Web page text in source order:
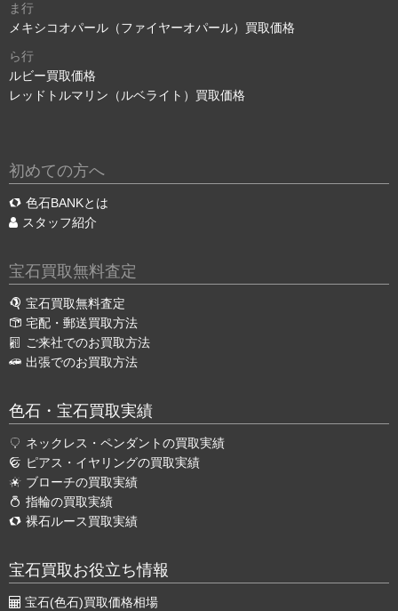
ま行
メキシコオパール（ファイヤーオパール）買取価格
ら行
ルビー買取価格
レッドトルマリン（ルベライト）買取価格
初めての方へ
色石BANKとは
スタッフ紹介
宝石買取無料査定
宝石買取無料査定
宅配・郵送買取方法
ご来社でのお買取方法
出張でのお買取方法
色石・宝石買取実績
ネックレス・ペンダントの買取実績
ピアス・イヤリングの買取実績
ブローチの買取実績
指輪の買取実績
裸石ルース買取実績
宝石買取お役立ち情報
宝石(色石)買取価格相場